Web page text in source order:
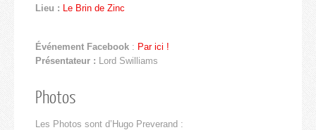
Lieu : Le Brin de Zinc
Événement Facebook : Par ici !
Présentateur : Lord Swilliams
Photos
Les Photos sont d’Hugo Preverand :